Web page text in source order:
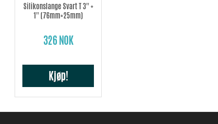
Silikonslange Svart T 3'' +
1'' (76mm+25mm)
326 NOK
Kjøp!